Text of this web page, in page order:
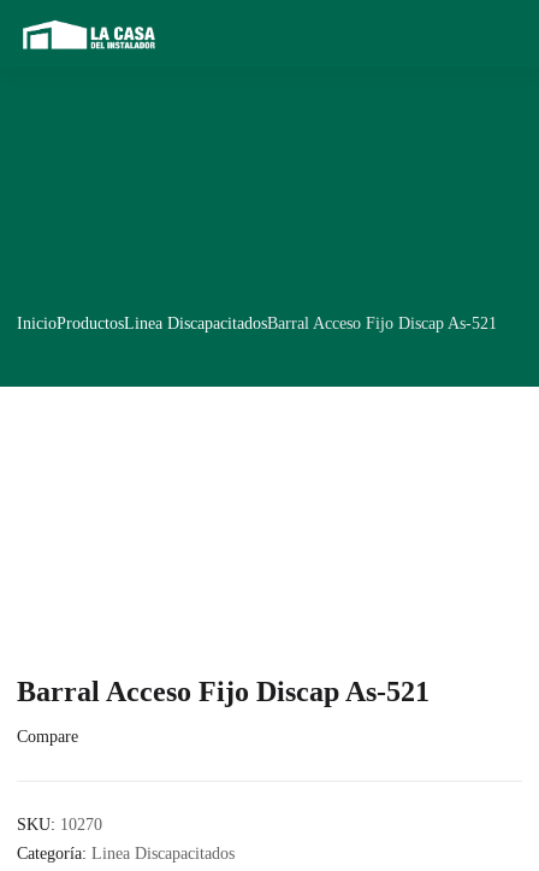
InicioProductosLinea DiscapacitadosBarral Acceso Fijo Discap As-521
Barral Acceso Fijo Discap As-521
Compare
SKU: 10270
Categoría: Linea Discapacitados